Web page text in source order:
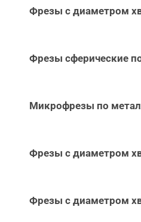
Фрезы с диаметром
Фрезы сферические
Микрофрезы по
Фрезы с диаметром
Фрезы с диаметром